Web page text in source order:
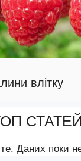
влітку
СТАТЕЙ
Даних поки